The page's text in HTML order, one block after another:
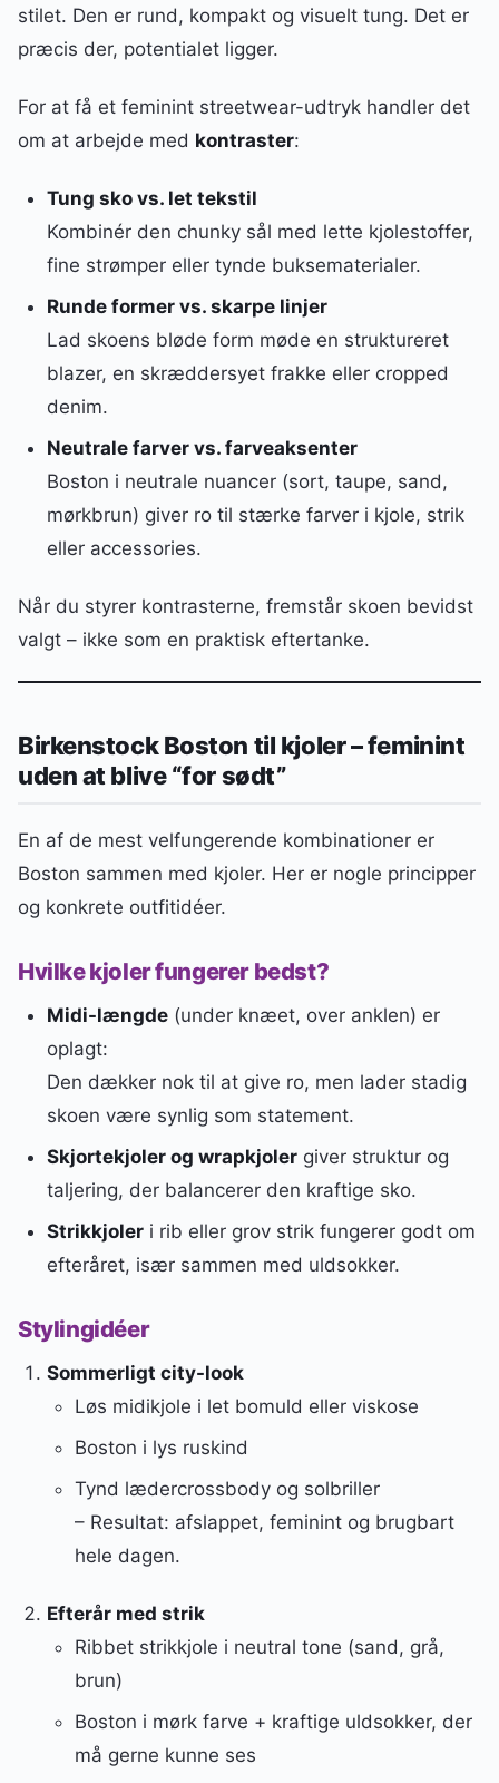
stilet. Den er rund, kompakt og visuelt tung. Det er
præcis der, potentialet ligger.
For at få et feminint streetwear-udtryk handler det
om at arbejde med kontraster:
Tung sko vs. let tekstil
Kombinér den chunky sål med lette kjolestoffer,
fine strømper eller tynde buksematerialer.
Runde former vs. skarpe linjer
Lad skoens bløde form møde en struktureret
blazer, en skræddersyet frakke eller cropped
denim.
Neutrale farver vs. farveaksenter
Boston i neutrale nuancer (sort, taupe, sand,
mørkbrun) giver ro til stærke farver i kjole, strik
eller accessories.
Når du styrer kontrasterne, fremstår skoen bevidst
valgt – ikke som en praktisk eftertanke.
Birkenstock Boston til kjoler – feminint
uden at blive “for sødt”
En af de mest velfungerende kombinationer er
Boston sammen med kjoler. Her er nogle principper
og konkrete outfitidéer.
Hvilke kjoler fungerer bedst?
Midi-længde(under knæet, over anklen) er
oplagt:
Den dækker nok til at give ro, men lader stadig
skoen være synlig som statement.
Skjortekjoler og wrapkjolergiver struktur og
taljering, der balancerer den kraftige sko.
Strikkjoleri rib eller grov strik fungerer godt om
efteråret, især sammen med uldsokker.
Stylingidéer
Sommerligt city-look
Løs midikjole i let bomuld eller viskose
Boston i lys ruskind
Tynd lædercrossbody og solbriller
– Resultat: afslappet, feminint og brugbart
hele dagen.
Efterår med strik
Ribbet strikkjole i neutral tone (sand, grå,
brun)
Boston i mørk farve + kraftige uldsokker, der
må gerne kunne ses